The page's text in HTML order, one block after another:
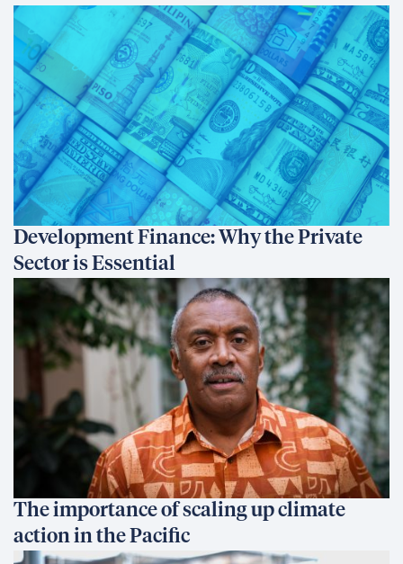
Development Finance: Why the Private
Sector is Essential
The importance of scaling up climate
action in the Pacific